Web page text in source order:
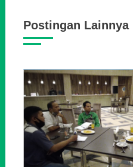
Postingan Lainnya